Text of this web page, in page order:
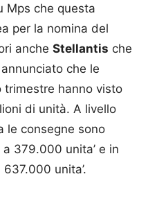
Mps che questa
per la nomina del
anche Stellantis che
che le
trimestre hanno visto
di unità. A livello
le consegne sono
379.000 unita’ e in
unita’.